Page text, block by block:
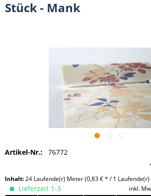
Stück - Mank
Artikel-Nr.: 76772
Inhalt:24 Laufende(r) Meter(0,83 € * / 1
inkl.
Lieferzeit 1-3